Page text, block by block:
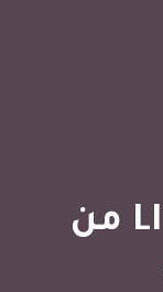
تكامل نظام LIMS من